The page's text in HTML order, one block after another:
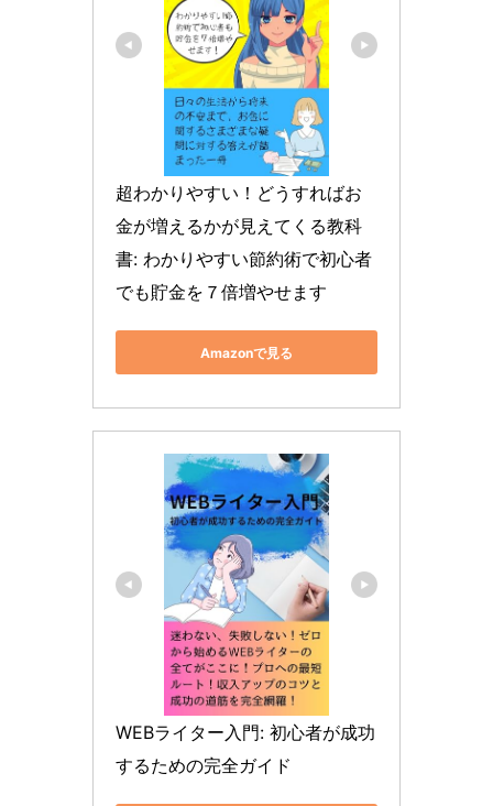
超わかりやすい！どうすればお
金が増えるかが見えてくる教科
書: わかりやすい節約術で初心者
でも貯金を７倍増やせます
Amazonで見る
WEBライター入門: 初心者が成功
するための完全ガイド